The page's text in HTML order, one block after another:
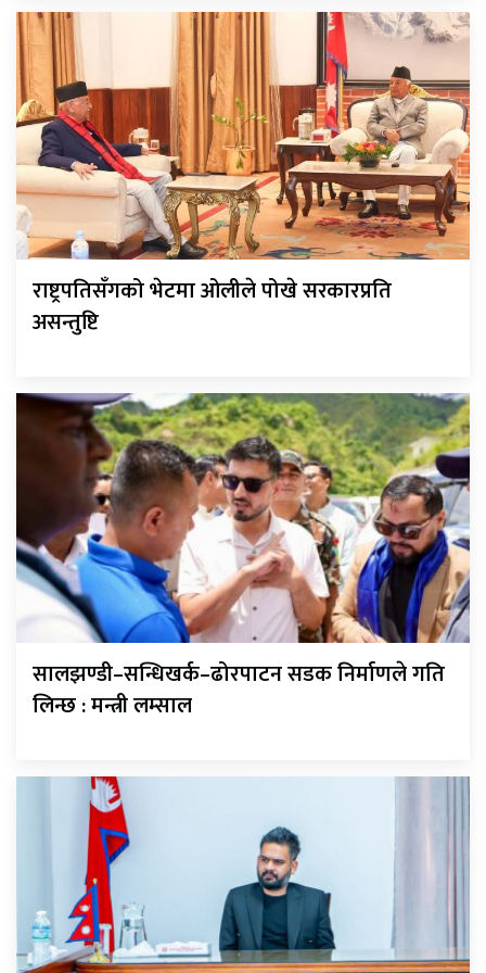
राष्ट्रपतिसँगको भेटमा ओलीले पोखे सरकारप्रति
असन्तुष्टि
सालझण्डी–सन्धिखर्क–ढोरपाटन सडक निर्माणले गति
लिन्छ : मन्त्री लम्साल